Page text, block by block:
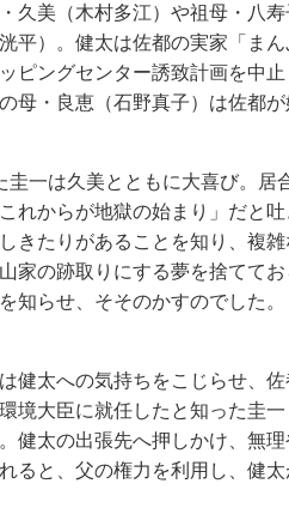
久美（木村多江）や祖母・八
平）。健太は佐都の実家「ま
ピングセンター誘致計画を中
母・良恵（石野真子）は佐都
圭一は久美とともに大喜び。居
れからが地獄の始まり」だと
きたりがあることを知り、複
家の跡取りにする夢を捨てて
知らせ、そそのかすのでした。
健太への気持ちをこじらせ、
境大臣に就任したと知った圭
健太の出張先へ押しかけ、無
ると、父の権力を利用し、健